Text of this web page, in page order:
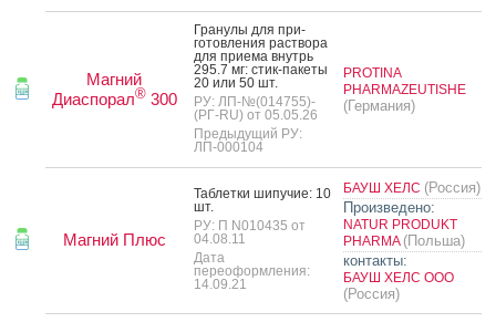
Магний
Диаспорал®300
Гра­нулы для при­
готов­ле­ния рас­тво­ра
для при­ема внутрь
295.7 мг: стик-па­кеты
20 или 50 шт.
РУ: ЛП-№(014755)-
(РГ-RU) от 05.05.26
Предыдущий РУ:
ЛП-000104
PROTINA
PHARMAZEUTISHE
(Германия)
Магний Плюс
Таб­летки ши­пучие: 10
шт.
РУ: П N010435 от
04.08.11
Дата
переоформления:
14.09.21
БАУШ ХЕЛС (Россия)
Произведено:
NATUR PRODUKT
PHARMA (Польша)
контакты:
БАУШ ХЕЛС ООО
(Россия)